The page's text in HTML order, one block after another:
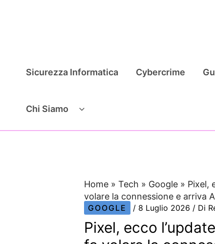
Sicurezza Informatica Cybercrime
Chi Siamo
Home »Tech » Google » Pixel,
volare la connessione e arriva
GOOGLE / 8 Luglio 2026 / Di
Pixel, ecco